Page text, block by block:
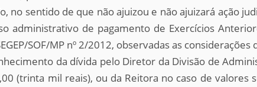
no sentido de que não ajuizou e não ajuizará ação
administrativo de pagamento de Exercícios
SOF/MP nº 2/2012, observadas as
da dívida pelo Diretor da Divisão de
(trinta mil reais), ou da Reitora no caso de valores